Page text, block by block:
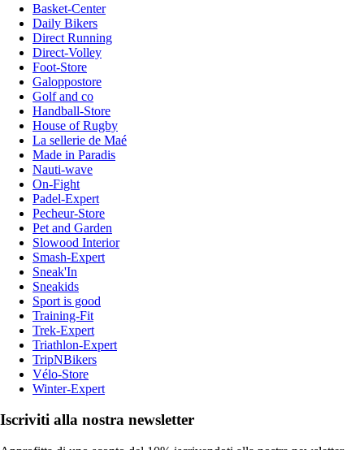
Basket-Center
Daily Bikers
Direct Running
Direct-Volley
Foot-Store
Galoppostore
Golf and co
Handball-Store
House of Rugby
La sellerie de Maé
Made in Paradis
Nauti-wave
On-Fight
Padel-Expert
Pecheur-Store
Pet and Garden
Slowood Interior
Smash-Expert
Sneak'In
Sneakids
Sport is good
Training-Fit
Trek-Expert
Triathlon-Expert
TripNBikers
Vélo-Store
Winter-Expert
Iscriviti alla nostra newsletter